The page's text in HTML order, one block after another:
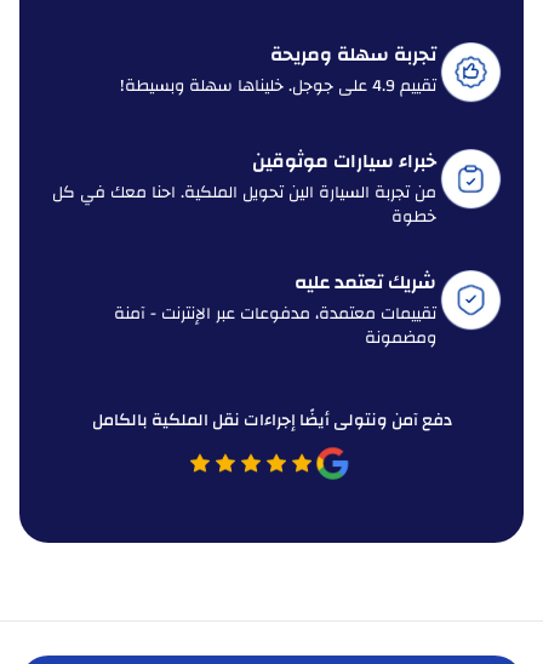
تجربة سهلة ومريحة
تقييم 4.9 على جوجل. خليناها سهلة وبسيطة!
خبراء سيارات موثوقين
من تجربة السيارة الين تحويل الملكية. احنا معك في كل
خطوة
شريك تعتمد عليه
تقييمات معتمدة، مدفوعات عبر الإنترنت - آمنة
ومضمونة
دفع آمن ونتولى أيضًا إجراءات نقل الملكية بالكامل